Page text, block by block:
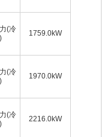
(冷
1759.0kW
(冷
1970.0kW
(冷
2216.0kW